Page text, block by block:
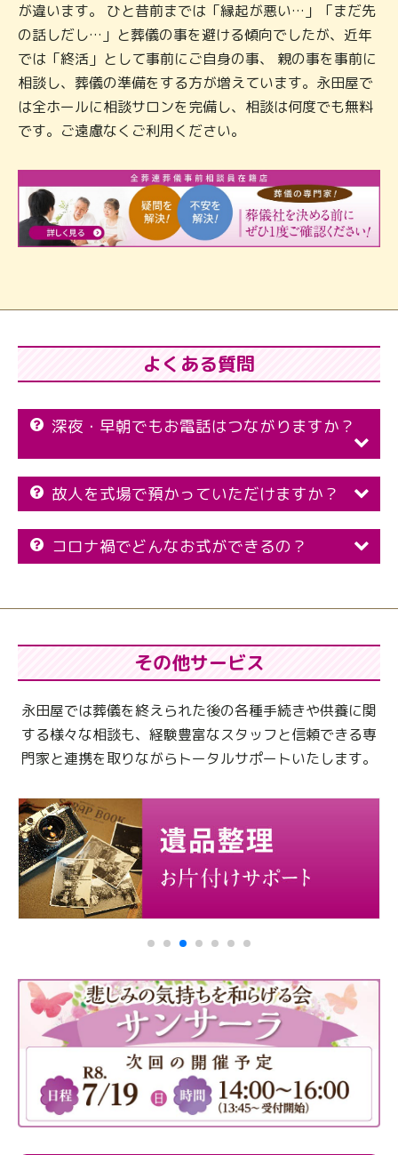
が違います。 ひと昔前までは「縁起が悪い…」「まだ先
の話しだし…」と葬儀の事を避ける傾向でしたが、近年
では「終活」として事前にご自身の事、 親の事を事前に
相談し、葬儀の準備をする方が増えています。永田屋で
は全ホールに相談サロンを完備し、相談は何度でも無料
です。ご遠慮なくご利用ください。
よくある質問
深夜・早朝でもお電話はつながりますか？
故人を式場で預かっていただけますか？
コロナ禍でどんなお式ができるの？
その他サービス
永田屋では葬儀を終えられた後の各種手続きや供養に関
する様々な相談も、 経験豊富なスタッフと信頼できる専
門家と連携を取りながらトータルサポートいたします。